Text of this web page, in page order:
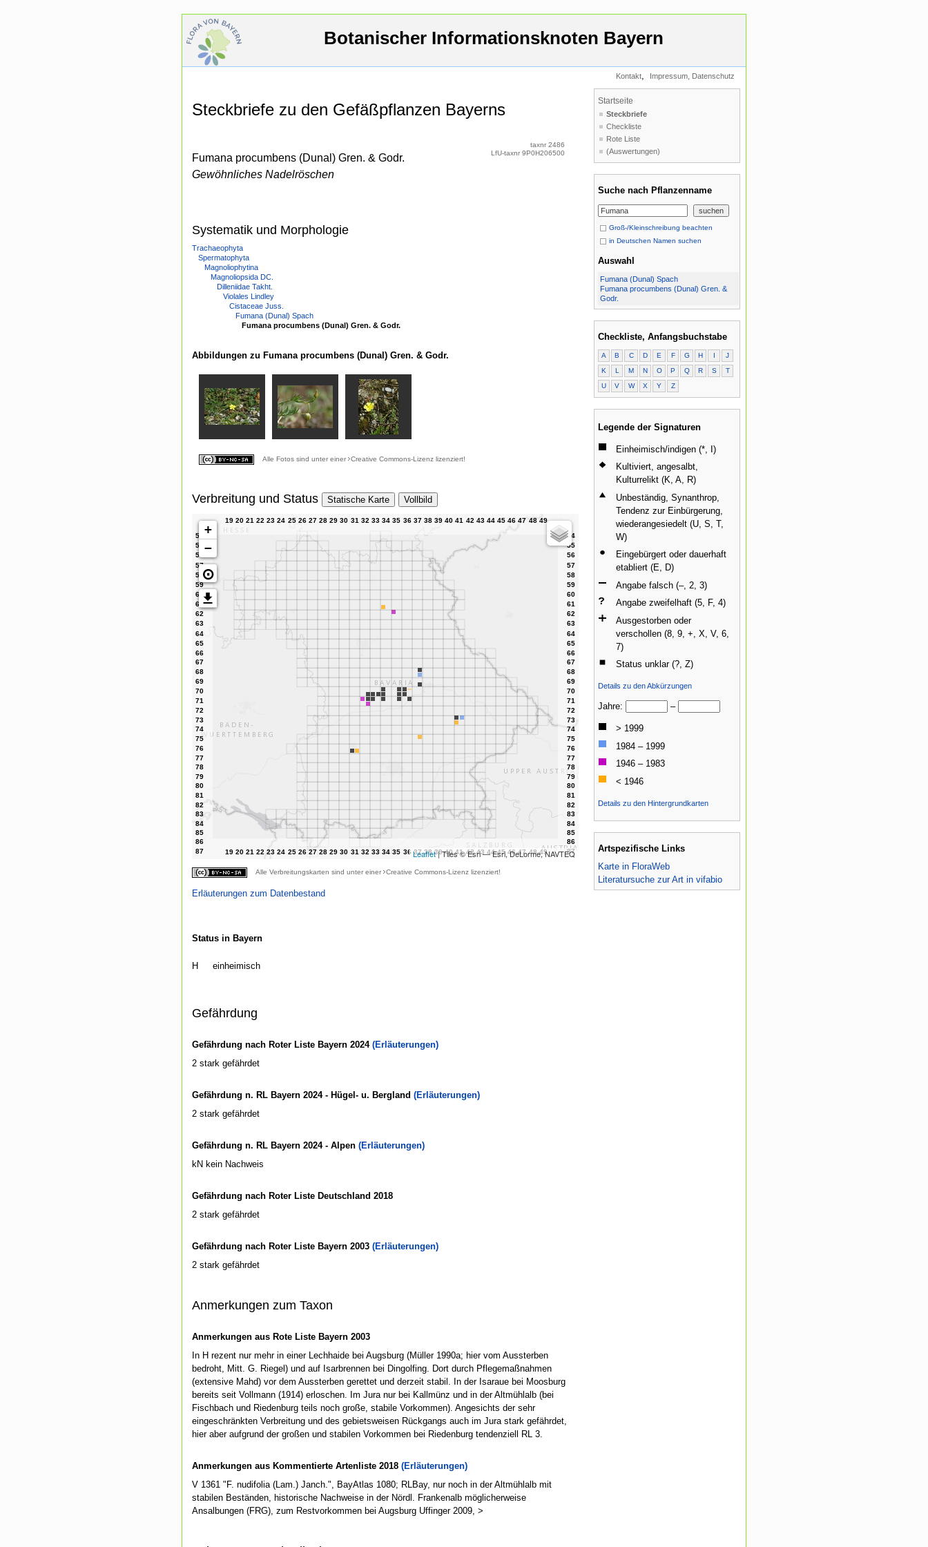
Botanischer Informationsknoten Bayern
Kontakt, Impressum, Datenschutz
Steckbriefe zu den Gefäßpflanzen Bayerns
Fumana procumbens (Dunal) Gren. & Godr.
Gewöhnliches Nadelröschen
taxnr 2486
LfU-taxnr 9P0H206500
Systematik und Morphologie
Trachaeophyta
Spermatophyta
Magnoliophytina
Magnoliopsida DC.
Dilleniidae Takht.
Violales Lindley
Cistaceae Juss.
Fumana (Dunal) Spach
Fumana procumbens (Dunal) Gren. & Godr.
Abbildungen zu Fumana procumbens (Dunal) Gren. & Godr.
Alle Fotos sind unter einer Creative Commons-Lizenz lizenziert!
Verbreitung und Status Statische Karte Vollbild
+
−
⊙
Leaflet| Tiles © Esri — Esri, DeLorme, NAVTEQ
Alle Verbreitungskarten sind unter einer Creative Commons-Lizenz lizenziert!
Erläuterungen zum Datenbestand
Status in Bayern
H einheimisch
Gefährdung
Gefährdung nach Roter Liste Bayern 2024 (Erläuterungen)
2 stark gefährdet
Gefährdung n. RL Bayern 2024 - Hügel- u. Bergland (Erläuterungen)
2 stark gefährdet
Gefährdung n. RL Bayern 2024 - Alpen (Erläuterungen)
kN kein Nachweis
Gefährdung nach Roter Liste Deutschland 2018
2 stark gefährdet
Gefährdung nach Roter Liste Bayern 2003 (Erläuterungen)
2 stark gefährdet
Anmerkungen zum Taxon
Anmerkungen aus Rote Liste Bayern 2003
In H rezent nur mehr in einer Lechhaide bei Augsburg (Müller 1990a; hier vom Aussterben
bedroht, Mitt. G. Riegel) und auf Isarbrennen bei Dingolfing. Dort durch Pflegemaßnahmen
(extensive Mahd) vor dem Aussterben gerettet und derzeit stabil. In der Isaraue bei Moosburg
bereits seit Vollmann (1914) erloschen. Im Jura nur bei Kallmünz und in der Altmühlalb (bei
Fischbach und Riedenburg teils noch große, stabile Vorkommen). Angesichts der sehr
eingeschränkten Verbreitung und des gebietsweisen Rückgangs auch im Jura stark gefährdet,
hier aber aufgrund der großen und stabilen Vorkommen bei Riedenburg tendenziell RL 3.
Anmerkungen aus Kommentierte Artenliste 2018 (Erläuterungen)
V 1361 "F. nudifolia (Lam.) Janch.", BayAtlas 1080; RLBay, nur noch in der Altmühlalb mit
stabilen Beständen, historische Nachweise in der Nördl. Frankenalb möglicherweise
Ansalbungen (FRG), zum Restvorkommen bei Augsburg Uffinger 2009, >
Startseite
Steckbriefe
Checkliste
Rote Liste
(Auswertungen)
Suche nach Pflanzenname
Groß-/Kleinschreibung beachten
in Deutschen Namen suchen
Auswahl
Fumana (Dunal) Spach
Fumana procumbens (Dunal) Gren. &
Godr.
Checkliste, Anfangsbuchstabe
A B C D E F G H I
J
K
L M N O P Q R S
T
U
V W X Y Z
Legende der Signaturen
Einheimisch/indigen (*, I)
Kultiviert, angesalbt,
Kulturrelikt (K, A, R)
Unbeständig, Synanthrop,
Tendenz zur Einbürgerung,
wiederangesiedelt (U, S, T,
W)
Eingebürgert oder dauerhaft
etabliert (E, D)
Angabe falsch (–, 2, 3)
Angabe zweifelhaft (5, F, 4)
Ausgestorben oder
verschollen (8, 9, +, X, V, 6,
7)
Status unklar (?, Z)
Details zu den Abkürzungen
Jahre: –
> 1999
1984 – 1999
1946 – 1983
< 1946
Details zu den Hintergrundkarten
Artspezifische Links
Karte in FloraWeb
Literatursuche zur Art in vifabio